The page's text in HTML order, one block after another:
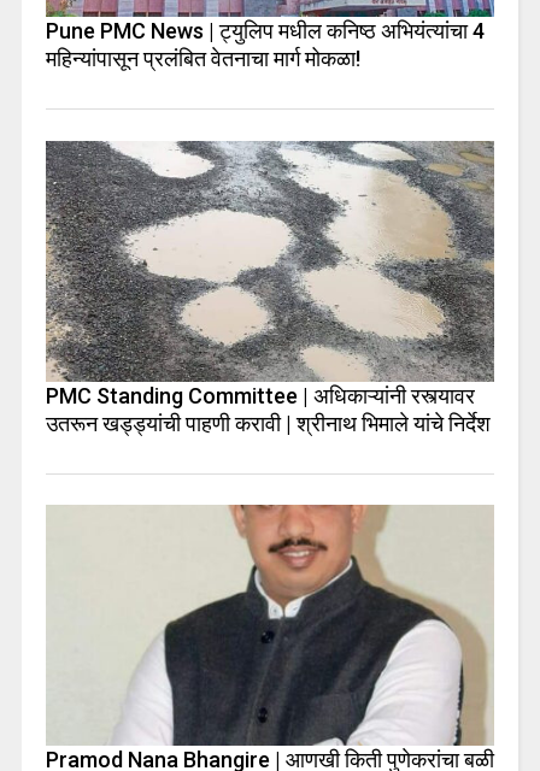
Pune PMC News | ट्युलिप मधील कनिष्ठ अभियंत्यांचा 4
महिन्यांपासून प्रलंबित वेतनाचा मार्ग मोकळा!
PMC Standing Committee | अधिकाऱ्यांनी रस्त्यावर
उतरून खड्ड्यांची पाहणी करावी | श्रीनाथ भिमाले यांचे निर्देश
Pramod Nana Bhangire | आणखी किती पुणेकरांचा बळी